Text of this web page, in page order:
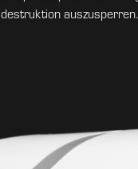
destruktion auszusperren.